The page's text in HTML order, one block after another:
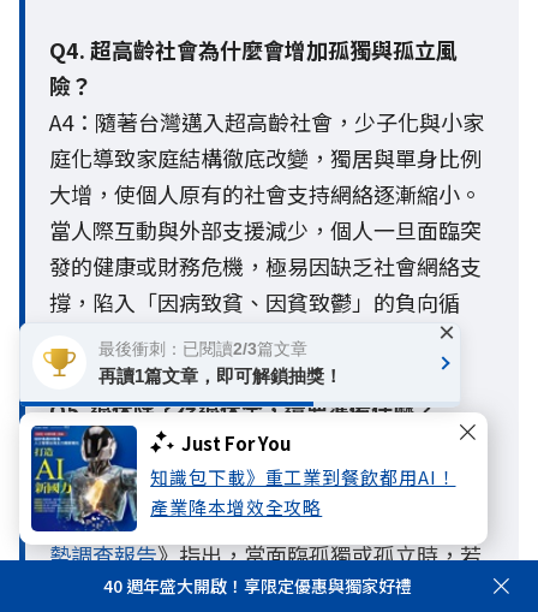
Just For You
知識包下載》重工業到餐飲都用AI！
產業降本增效全攻略
Q4. 超高齡社會為什麼會增加孤獨與孤立風
險？
A4：隨著台灣邁入超高齡社會，少子化與小家
庭化導致家庭結構徹底改變，獨居與單身比例
大增，使個人原有的社會支持網絡逐漸縮小。
當人際互動與外部支援減少，個人一旦面臨突
發的健康或財務危機，極易因缺乏社會網絡支
撐，陷入「因病致貧、因貧致鬱」的負向循
環，放大整體人生風險。
Q5. 退休除了存退休金，還要準備什麼？
A5：退休準備不只是累積退休金，更應同步規
劃健康管理、醫療與長照需求，以及建立穩定
的社會支持網絡。國泰人壽《
勢調查報告》指出，當面臨孤獨或孤立時，若
缺乏完善的準備與支持系統，身體、心理與財
40 週年盛大開啟！享限定優惠與獨家好禮
最後衝刺：已閱讀2/3篇文章
再讀1篇文章，即可解鎖抽獎！
×